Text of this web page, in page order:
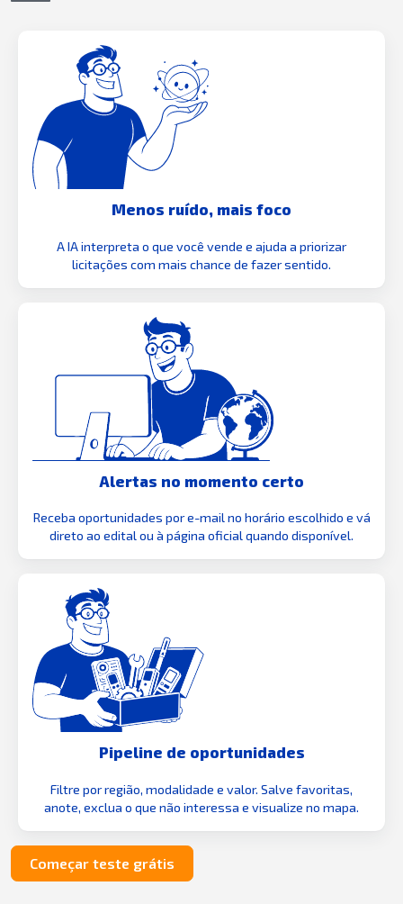
Menos ruído, mais foco
A IA interpreta o que você vende e ajuda a priorizar
licitações com mais chance de fazer sentido.
Alertas no momento certo
Receba oportunidades por e-mail no horário escolhido e vá
direto ao edital ou à página oficial quando disponível.
Pipeline de oportunidades
Filtre por região, modalidade e valor. Salve favoritas,
anote, exclua o que não interessa e visualize no mapa.
Começar teste grátis